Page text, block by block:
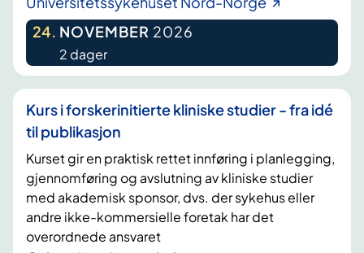
24. NOVEMBER 2026
2 dager
Kurs i forskerinitierte kliniske studier - fra idé
til publikasjon
Kurset gir en praktisk rettet innføring i planlegging,
gjennomføring og avslutning av kliniske studier
med akademisk sponsor, dvs. der sykehus eller
andre ikke-kommersielle foretak har det
overordnede ansvaret